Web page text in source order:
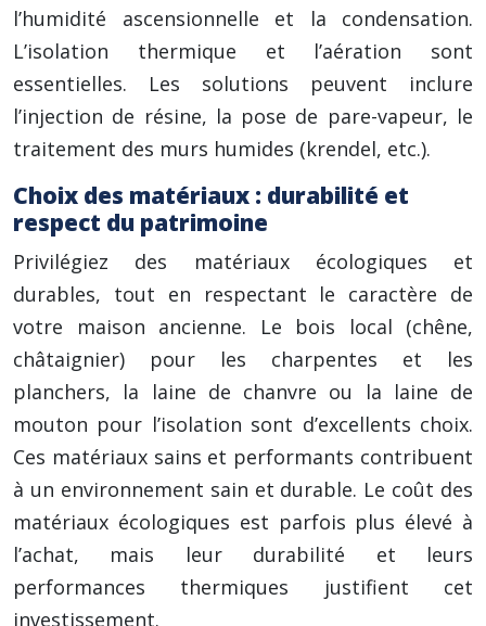
l’humidité ascensionnelle et la condensation.
L’isolation thermique et l’aération sont
essentielles. Les solutions peuvent inclure
l’injection de résine, la pose de pare-vapeur, le
traitement des murs humides (krendel, etc.).
Choix des matériaux : durabilité et
respect du patrimoine
Privilégiez des matériaux écologiques et
durables, tout en respectant le caractère de
votre maison ancienne. Le bois local (chêne,
châtaignier) pour les charpentes et les
planchers, la laine de chanvre ou la laine de
mouton pour l’isolation sont d’excellents choix.
Ces matériaux sains et performants contribuent
à un environnement sain et durable. Le coût des
matériaux écologiques est parfois plus élevé à
l’achat, mais leur durabilité et leurs
performances thermiques justifient cet
investissement.